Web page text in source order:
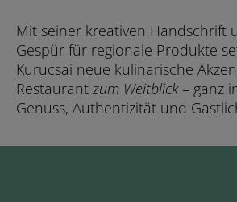
Mit seiner kreativen Handschrift
Gespür für regionale Produkte
Kurucsai neue kulinarische
Restaurant zum Weitblick– ganz
Genuss, Authentizität und